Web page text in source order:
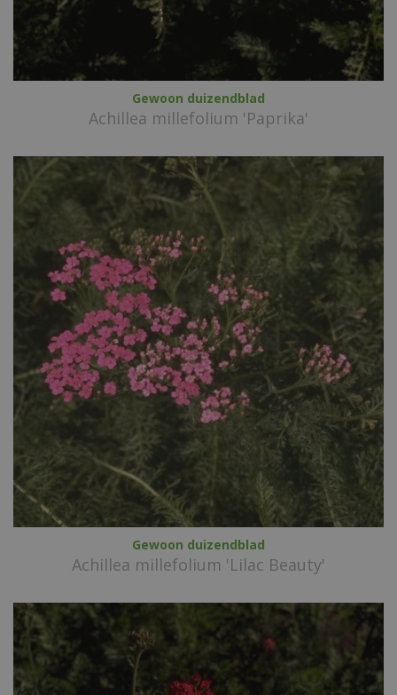
Gewoon duizendblad
Achillea millefolium 'Paprika'
Gewoon duizendblad
Achillea millefolium 'Lilac Beauty'